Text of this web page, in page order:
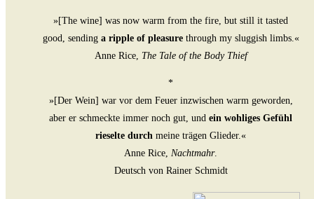
»[The wine] was now warm from the fire, but still it tas­ted
good, sen­ding a ripp­le of plea­su­rethrough my slug­gish limbs.«
Anne Rice, The Tale of the Body Thief
*
»[Der Wein] war vor dem Feu­er inzwi­schen warm gewor­den,
aber er schmeck­te immer noch gut, und ein woh­li­ges Gefühl
rie­sel­te durch mei­ne trä­gen Glieder.«
Anne Rice, Nacht­mahr.
Deutsch von Rai­ner Schmidt